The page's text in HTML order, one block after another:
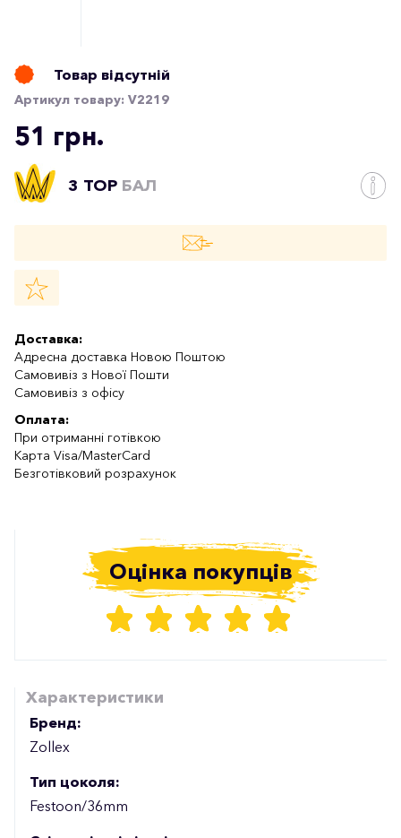
Товар відсутній
Артикул товару: V2219
51 грн.
3 TOP БАЛ
Доставка:
Адресна доставка Новою Поштою
Самовивіз з Нової Пошти
Самовивіз з офісу
Оплата:
При отриманні готівкою
Карта Visa/MasterCard
Безготівковий розрахунок
Оцінка покупців
Характеристики
Бренд:
Zollex
Тип цоколя:
Festoon/36mm